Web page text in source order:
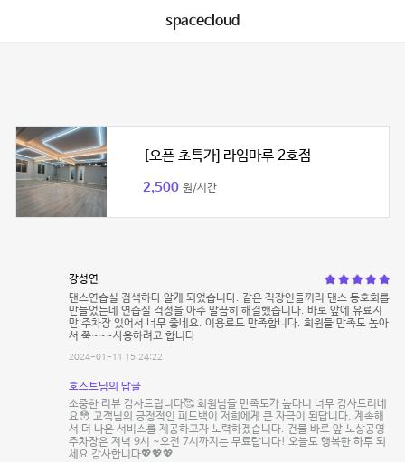
spacecloud
[오픈 초특가] 라임마루 2호점
2,500 원/시간
강성연
댄스연습실 검색하다 알게 되었습니다. 같은 직장인들끼리 댄스 동호회를
만들었는데 연습실 걱정을 아주 말끔히 해결했습니다. 바로 앞에 유료지
만 주차장 있어서 너무 좋네요. 이용료도 만족합니다. 회원들 만족도 높아
서 쭉~~~사용하려고 합니다
2024-01-11 15:24:22
호스트님의 답글
소중한 리뷰 감사드립니다🥰 회원님들 만족도가 높다니 너무 감사드리네
요😳 고객님의 긍정적인 피드백이 저희에게 큰 자극이 된답니다. 계속해
서 더 나은 서비스를 제공하고자 노력하겠습니다. 건물 바로 앞 노상공영
주차장은 저녁 9시 ~오전 7시까지는 무료랍니다! 오늘도 행복한 하루 되
세요 감사합니다💖💖💖